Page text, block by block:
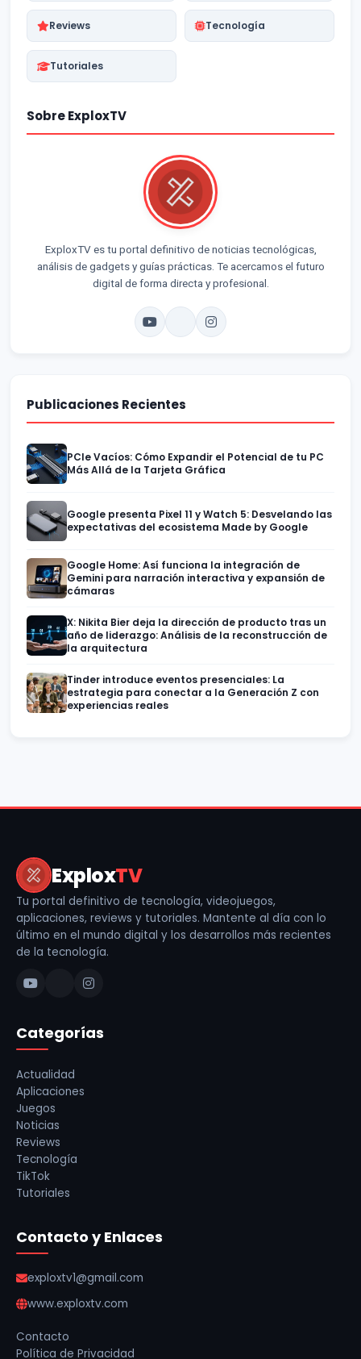
Reviews Tecnología
Tutoriales
Sobre ExploxTV
ExploxTV es tu portal definitivo de noticias tecnológicas,
análisis de gadgets y guías prácticas. Te acercamos el futuro
digital de forma directa y profesional.
Publicaciones Recientes
PCIe Vacíos: Cómo Expandir el Potencial de tu PC
Más Allá de la Tarjeta Gráfica
Google presenta Pixel 11 y Watch 5: Desvelando las
expectativas del ecosistema Made by Google
Google Home: Así funciona la integración de
Gemini para narración interactiva y expansión de
cámaras
X: Nikita Bier deja la dirección de producto tras un
año de liderazgo: Análisis de la reconstrucción de
la arquitectura
Tinder introduce eventos presenciales: La
estrategia para conectar a la Generación Z con
experiencias reales
ExploxTV
Tu portal definitivo de tecnología, videojuegos,
aplicaciones, reviews y tutoriales. Mantente al día con lo
último en el mundo digital y los desarrollos más recientes
de la tecnología.
Categorías
Actualidad
Aplicaciones
Juegos
Noticias
Reviews
Tecnología
TikTok
Tutoriales
Contacto y Enlaces
exploxtv1@gmail.com
www.exploxtv.com
Contacto
Política de Privacidad